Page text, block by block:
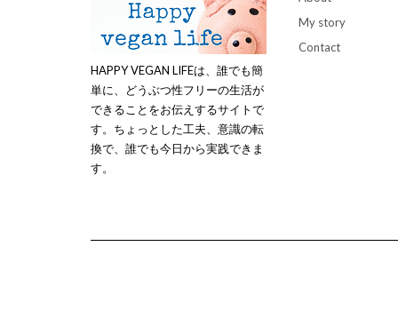
HAPPY VEGAN LIFEは、誰でも簡
単に、どうぶつ性フリーの生活が
できることをお伝えするサイトで
す。ちょっとした工夫、意識の転
換で、誰でも今日から実践できま
す。
My story
Contact